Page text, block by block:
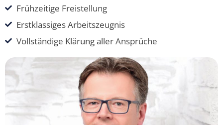
Frühzeitige Freistellung
Erstklassiges Arbeitszeugnis
Vollständige Klärung aller Ansprüche